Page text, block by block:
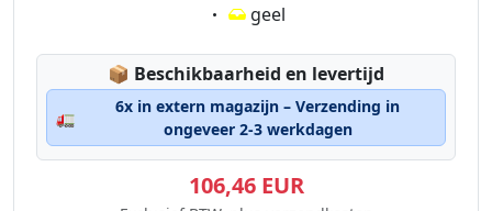
Eigenschaft:
geel
📦 Lagerstatus:
Beschikbaarheid en levertijd
🚛
6x in extern magazijn – Verzending in
ongeveer 2-3 werkdagen
106,46 EUR